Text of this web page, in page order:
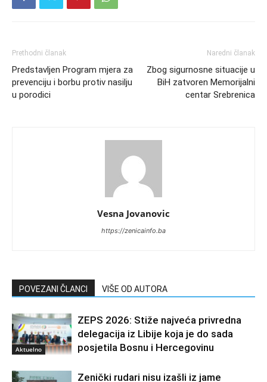
Prethodni članak
Predstavljen Program mjera za
prevenciju i borbu protiv nasilju
u porodici
Naredni članak
Zbog sigurnosne situacije u
BiH zatvoren Memorijalni
centar Srebrenica
Vesna Jovanovic
https://zenicainfo.ba
POVEZANI ČLANCI VIŠE OD AUTORA
Aktuelno
ZEPS 2026: Stiže najveća privredna
delegacija iz Libije koja je do sada
posjetila Bosnu i Hercegovinu
Zenički rudari nisu izašli iz jame